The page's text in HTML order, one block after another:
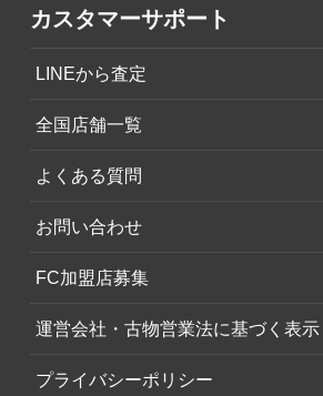
カスタマーサポート
LINEから査定
全国店舗一覧
よくある質問
お問い合わせ
FC加盟店募集
運営会社・古物営業法に基づく表示
プライバシーポリシー